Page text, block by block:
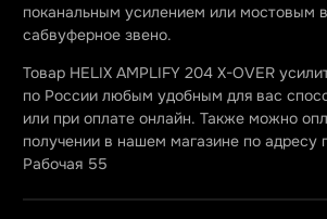
поканальным усилением или мостовым
сабвуферное звено.
Товар HELIX AMPLIFY 204 X-OVER
по России любым удобным для вас
или при оплате онлайн. Также можно
получении в нашем магазине по адресу
Рабочая 55